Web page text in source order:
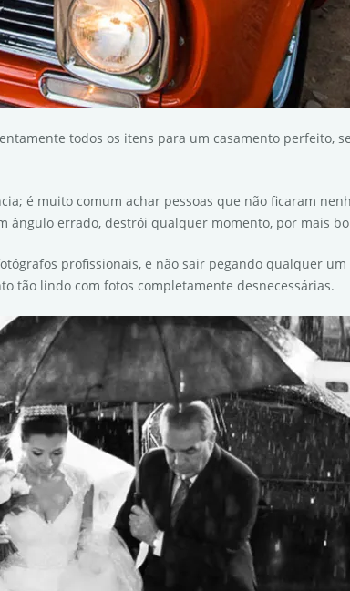
todos os itens para um casamento perfeito,
é muito comum achar pessoas que não ficaram
ângulo errado, destrói qualquer momento, por mais
profissionais, e não sair pegando qualquer
tão lindo com fotos completamente desnecessárias.